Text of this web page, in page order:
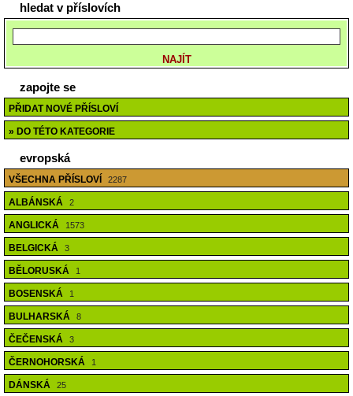
hledat v příslovích
zapojte se
PŘIDAT NOVÉ PŘÍSLOVÍ
» DO TÉTO KATEGORIE
evropská
VŠECHNA PŘÍSLOVÍ 2287
ALBÁNSKÁ 2
ANGLICKÁ 1573
BELGICKÁ 3
BĚLORUSKÁ 1
BOSENSKÁ 1
BULHARSKÁ 8
ČEČENSKÁ 3
ČERNOHORSKÁ 1
DÁNSKÁ 25